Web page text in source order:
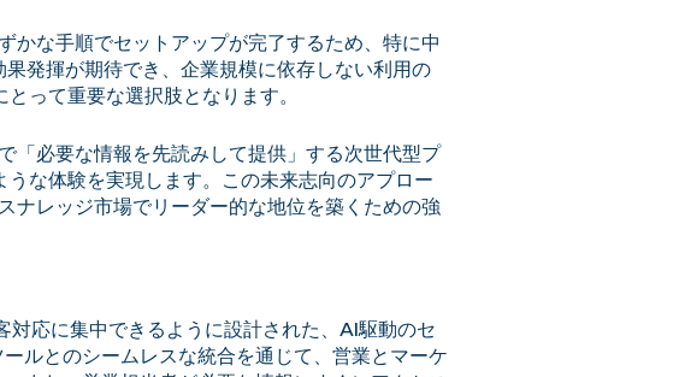
な手順でセットアップが完了するため、特に中
発揮が期待でき、企業規模に依存しない利用の
って重要な選択肢となります。
「必要な情報を先読みして提供」する次世代型プ
な体験を実現します。この未来志向のアプロー
レッジ市場でリーダー的な地位を築くための強
応に集中できるように設計された、AI駆動のセ
ルとのシームレスな統合を通じて、営業とマーケ